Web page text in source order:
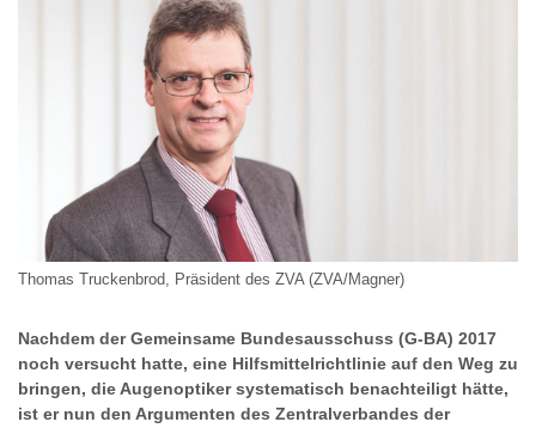
Thomas Truckenbrod, Präsident des ZVA (ZVA/Magner)
Nachdem der Gemeinsame Bundesausschuss (G-BA) 2017
noch versucht hatte, eine Hilfsmittelrichtlinie auf den Weg zu
bringen, die Augenoptiker systematisch benachteiligt hätte,
ist er nun den Argumenten des Zentralverbandes der